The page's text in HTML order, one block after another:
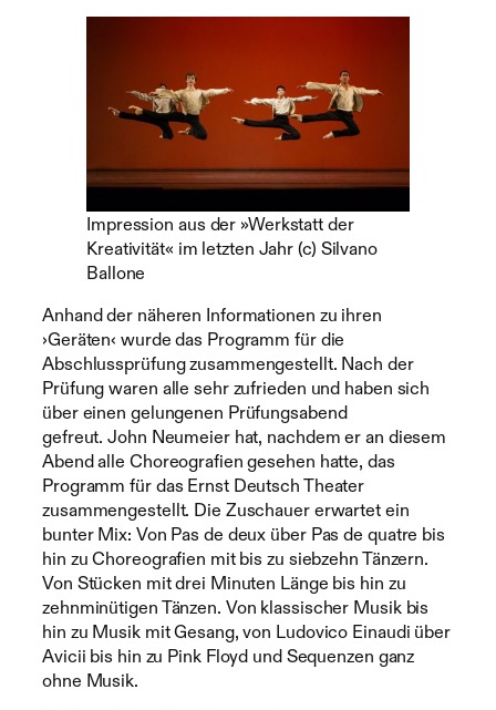
Impression aus der »Werkstatt der
Kreativität« im letzten Jahr (c) Silvano
Ballone
Anhand der näheren Informationen zu ihren
›Geräten‹ wurde das Programm für die
Abschlussprüfung zusammengestellt. Nach der
Prüfung waren alle sehr zufrieden und haben sich
über einen gelungenen Prüfungsabend
gefreut. John Neumeier hat, nachdem er an diesem
Abend alle Choreografien gesehen hatte, das
Programm für das Ernst Deutsch Theater
zusammengestellt. Die Zuschauer erwartet ein
bunter Mix: Von Pas de deux über Pas de quatre bis
hin zu Choreografien mit bis zu siebzehn Tänzern.
Von Stücken mit drei Minuten Länge bis hin zu
zehnminütigen Tänzen. Von klassischer Musik bis
hin zu Musik mit Gesang, von Ludovico Einaudi über
Avicii bis hin zu Pink Floyd und Sequenzen ganz
ohne Musik.